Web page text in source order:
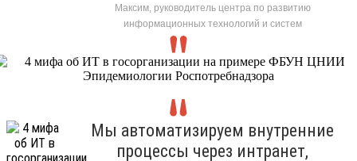
Максим, руководитель центра по развитию
информационных технологий и систем
Мы автоматизируем внутренние
процессы через интранет,